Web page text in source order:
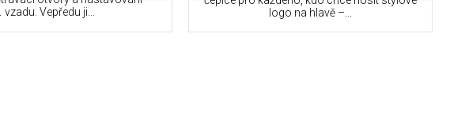
vzadu. Vepředu ji...
logo na hlavě –...